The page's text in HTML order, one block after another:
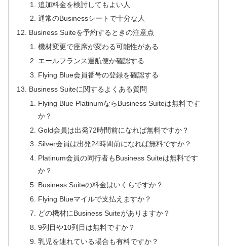
追加料金を検討してもよい人
通常のBusinessシートで十分な人
Business Suiteを予約するときの注意点
機材変更で座席が変わる可能性がある
エールフランス運航便か確認する
Flying Blue会員番号の登録を確認する
Business Suiteに関するよくある質問
Flying Blue PlatinumならBusiness Suiteは無料です
か？
Gold会員は出発72時間前になれば無料ですか？
Silver会員は出発24時間前になれば無料ですか？
Platinum会員の同行者もBusiness Suiteは無料です
か？
Business Suiteの料金はいくらですか？
Flying Blueマイルで支払えますか？
どの機材にBusiness Suiteがありますか？
9列目や10列目は無料ですか？
乳児を連れている場合も有料ですか？